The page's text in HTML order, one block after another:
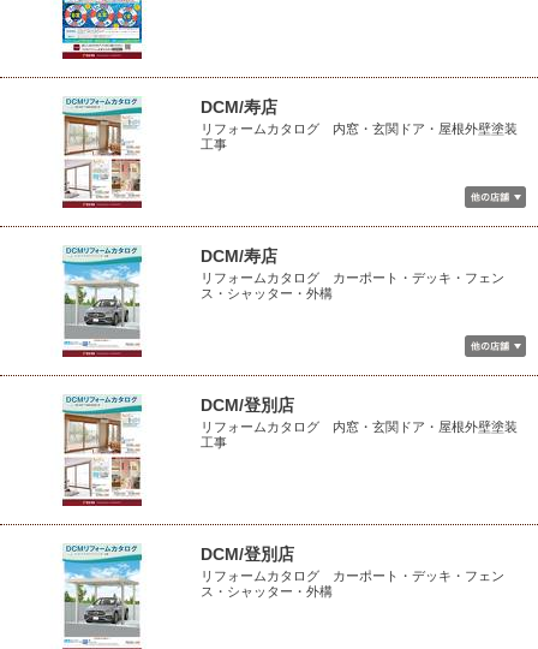
DCM/寿店
リフォームカタログ 内窓・玄関ドア・屋根外壁塗装
工事
DCM/寿店
リフォームカタログ カーポート・デッキ・フェン
ス・シャッター・外構
DCM/登別店
リフォームカタログ 内窓・玄関ドア・屋根外壁塗装
工事
DCM/登別店
リフォームカタログ カーポート・デッキ・フェン
ス・シャッター・外構